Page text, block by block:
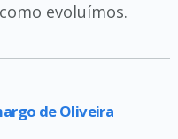
evoluímos.
de Oliveira